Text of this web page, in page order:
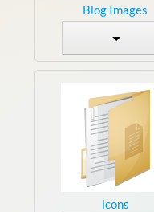
Blog Images
icons